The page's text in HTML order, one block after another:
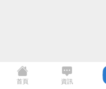
首頁 資訊